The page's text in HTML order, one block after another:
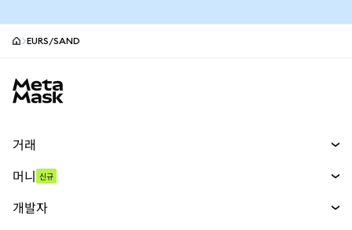
EURS/SAND
거래
무기한 선물
머니 신규
개발자